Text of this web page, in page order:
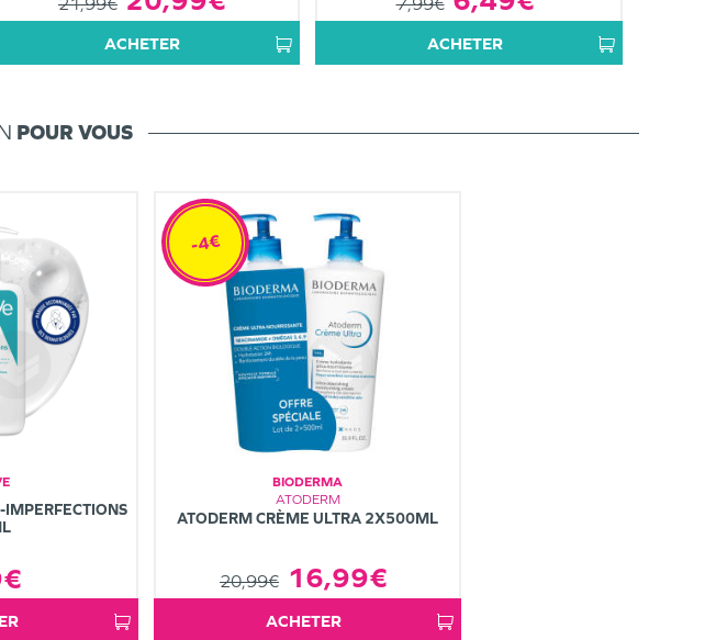
ACHETER ACHETER
POUR VOUS
BIODERMA
ATODERM
ATODERM CRÈME ULTRA 2X500ML
20,99€ 16,99€
-4€
ACHETER